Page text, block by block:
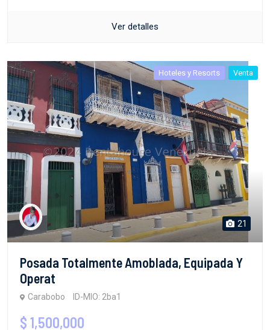
Ver detalles
Hoteles y Resorts Venta
21
Posada Totalmente Amoblada, Equipada Y
Operat
Carabobo ID-MIO: 2ba1
$ 1,500,000